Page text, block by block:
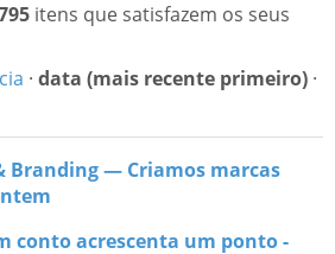
itens que satisfazem os seus
· data (mais recente primeiro) ·
Branding — Criamos marcas
conto acrescenta um ponto -